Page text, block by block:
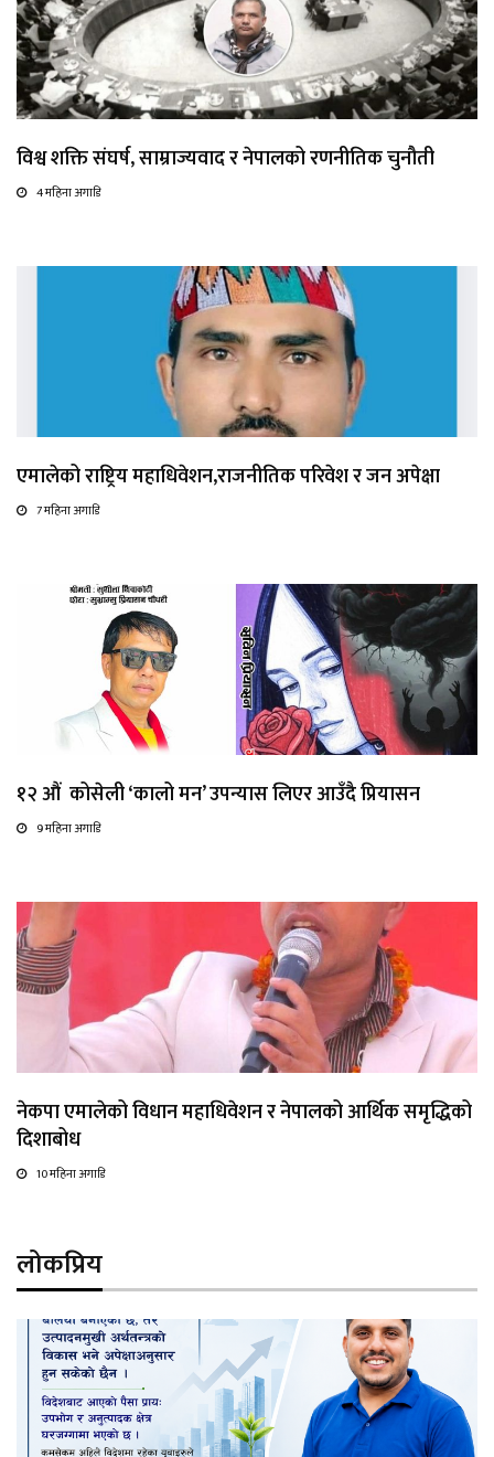
विश्व शक्ति संघर्ष, साम्राज्यवाद र नेपालको रणनीतिक चुनौती
4 महिना अगाडि
एमालेको राष्ट्रिय महाधिवेशन,राजनीतिक परिवेश र जन अपेक्षा
7 महिना अगाडि
१२ औं कोसेली ‘कालो मन’ उपन्यास लिएर आउँदै प्रियासन
9 महिना अगाडि
नेकपा एमालेको विधान महाधिवेशन र नेपालको आर्थिक समृद्धिको
दिशाबोध
10 महिना अगाडि
लोकप्रिय